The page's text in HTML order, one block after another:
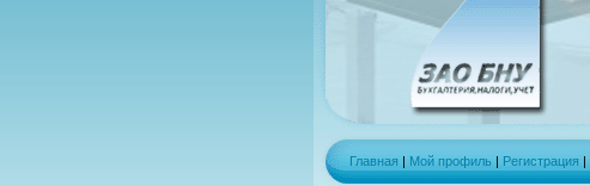
Главная | Мой профиль | Регистрация |